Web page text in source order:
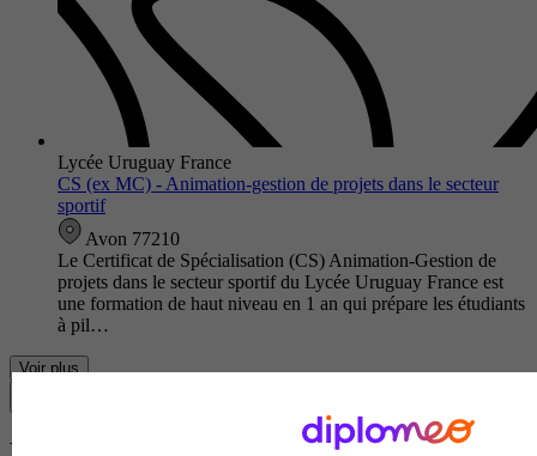
Lycée Uruguay France
CS (ex MC) - Animation-gestion de projets dans le secteur
sportif
Avon 77210
Le Certificat de Spécialisation (CS) Animation-Gestion de
projets dans le secteur sportif du Lycée Uruguay France est
une formation de haut niveau en 1 an qui prépare les étudiants
à pil…
Voir plus